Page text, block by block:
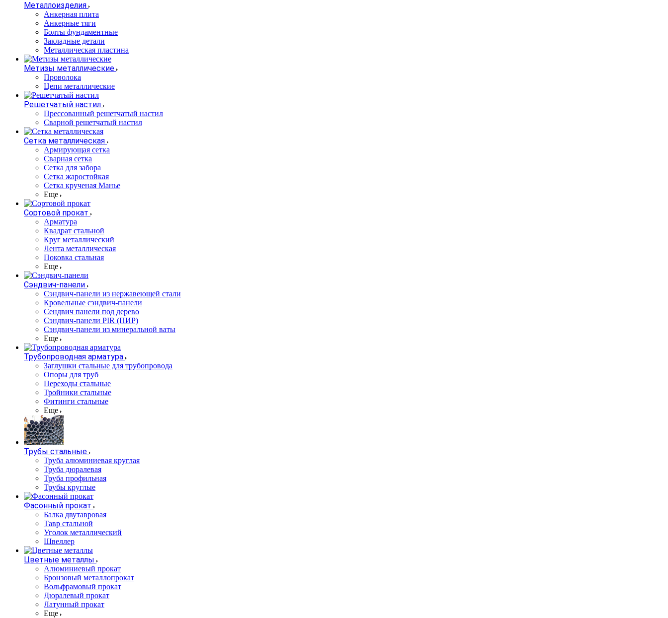
Металлоизделия
Анкерная плита
Анкерные тяги
Болты фундаментные
Закладные детали
Металлическая пластина
Метизы металлические
Проволока
Цепи металлические
Решетчатый настил
Прессованный решетчатый настил
Сварной решетчатый настил
Сетка металлическая
Армирующая сетка
Сварная сетка
Сетка для забора
Сетка жаростойкая
Сетка крученая Манье
Еще
Сортовой прокат
Арматура
Квадрат стальной
Круг металлический
Лента металлическая
Поковка стальная
Еще
Сэндвич-панели
Cэндвич-панели из нержавеющей стали
Кровельные сэндвич-панели
Сендвич панели под дерево
Сэндвич-панели PIR (ПИР)
Сэндвич-панели из минеральной ваты
Еще
Трубопроводная арматура
Заглушки стальные для трубопровода
Опоры для труб
Переходы стальные
Тройники стальные
Фитинги стальные
Еще
Трубы стальные
Труба алюминиевая круглая
Труба дюралевая
Труба профильная
Трубы круглые
Фасонный прокат
Балка двутавровая
Тавр стальной
Уголок металлический
Швеллер
Цветные металлы
Алюминиевый прокат
Бронзовый металлопрокат
Вольфрамовый прокат
Дюралевый прокат
Латунный прокат
Еще